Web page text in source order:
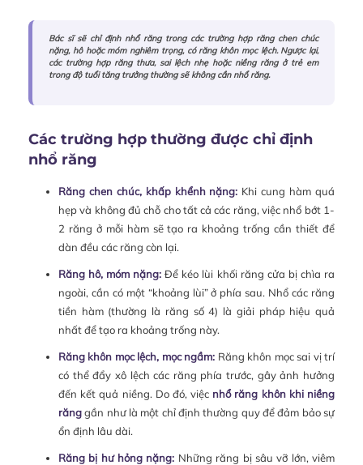
Bác sĩ sẽ chỉ định nhổ răng trong các trường hợp răng chen chúc
nặng, hô hoặc móm nghiêm trọng, có răng khôn mọc lệch. Ngược lại,
các trường hợp răng thưa, sai lệch nhẹ hoặc niềng răng ở trẻ em
trong độ tuổi tăng trưởng thường sẽ không cần nhổ răng.
Các trường hợp thường được chỉ định
nhổ răng
Răng chen chúc, khấp khểnh nặng: Khi cung hàm quá
hẹp và không đủ chỗ cho tất cả các răng, việc nhổ bớt 1-
2 răng ở mỗi hàm sẽ tạo ra khoảng trống cần thiết để
dàn đều các răng còn lại.
Răng hô, móm nặng: Để kéo lùi khối răng cửa bị chìa ra
ngoài, cần có một “khoảng lùi” ở phía sau. Nhổ các răng
tiền hàm (thường là răng số 4) là giải pháp hiệu quả
nhất để tạo ra khoảng trống này.
Răng khôn mọc lệch, mọc ngầm: Răng khôn mọc sai vị trí
có thể đẩy xô lệch các răng phía trước, gây ảnh hưởng
đến kết quả niềng. Do đó, việc nhổ răng khôn khi niềng
rănggần như là một chỉ định thường quy để đảm bảo sự
ổn định lâu dài.
Răng bị hư hỏng nặng: Những răng bị sâu vỡ lớn, viêm